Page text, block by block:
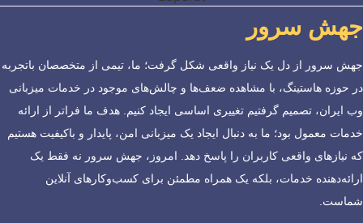
جهش سرور
جهش سرور از دل یک نیاز واقعی شکل گرفت؛ ما، تیمی از متخصصان باتجربه
در حوزه هاستینگ، با مشاهده ضعف‌ها و چالش‌های موجود در خدمات میزبانی
وب ایران، تصمیم گرفتیم تغییری اساسی ایجاد کنیم. هدف ما فراتر از ارائه
خدمات معمول بود؛ ما به دنبال ایجاد یک میزبانی امن، پایدار و باکیفیت هستیم
که نیازهای واقعی کاربران را پاسخ دهد. امروز، جهش سرور نه فقط یک
ارائه‌دهنده خدمات، بلکه یک همراه مطمئن برای کسب‌وکارهای آنلاین
شماست.